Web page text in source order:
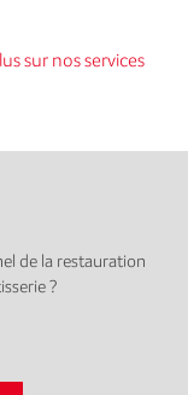
sur nos services
de la restauration
?